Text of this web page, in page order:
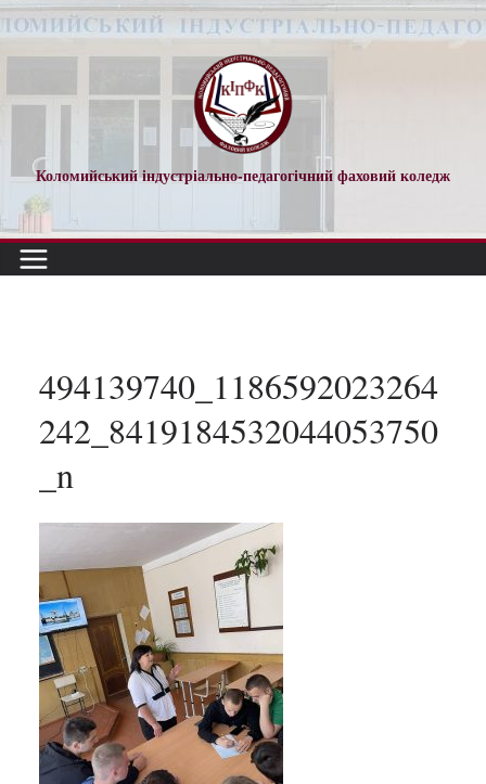
Перейти
до
Коломийський індустріально-педагогічний фаховий коледж
494139740_1186592023264
242_8419184532044053750
_n